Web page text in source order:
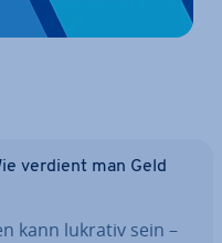
verdient man Geld
kann lukrativ sein –